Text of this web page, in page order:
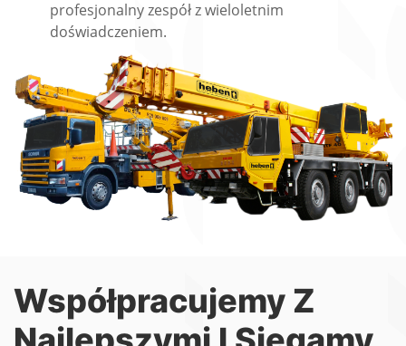
profesjonalny zespół z wieloletnim
doświadczeniem.
Współpracujemy Z